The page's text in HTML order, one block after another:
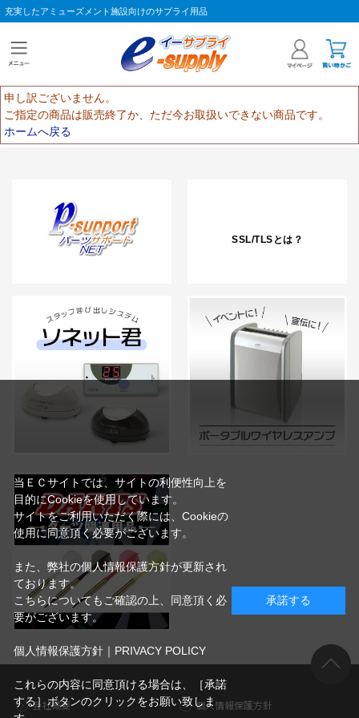
充実したアミューズメント施設向けのサプライ用品
申し訳ございません。
ご指定の商品は販売終了か、ただ今お取扱いできない商品です。
ホームへ戻る
SSL/TLSとは？
会社概要 個人情報保護方針
当ＥＣサイトでは、サイトの利便性向上を
目的にCookieを使用しています。
サイトをご利用いただく際には、Cookieの
使用に同意頂く必要がございます。
また、弊社の個人情報保護方針が更新され
ております。
こちらについてもご確認の上、同意頂く必
要がございます。
個人情報保護方針｜PRIVACY POLICY
これらの内容に同意頂ける場合は、［承諾
する］ボタンのクリックをお願い致しま
承諾する